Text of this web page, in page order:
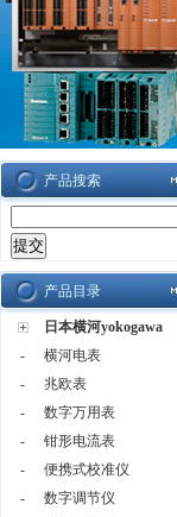
产品搜索
产品目录
日本横河yokogawa
-
横河电表
-
兆欧表
-
数字万用表
-
钳形电流表
-
便携式校准仪
-
数字调节仪